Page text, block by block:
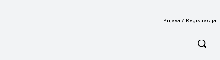
Prijava / Registracija